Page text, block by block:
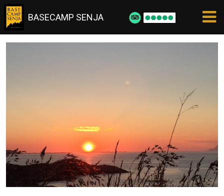
BASECAMP SENJA